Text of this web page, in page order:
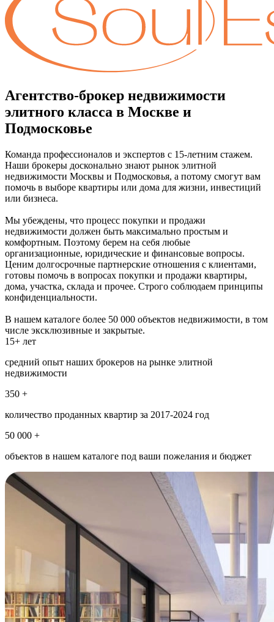
Агентство-брокер недвижимости
элитного класса в Москве и
Подмосковье
Команда профессионалов и экспертов с 15-летним стажем.
Наши брокеры досконально знают рынок элитной
недвижимости Москвы и Подмосковья, а потому смогут вам
помочь в выборе квартиры или дома для жизни, инвестиций
или бизнеса.
Мы убеждены, что процесс покупки и продажи
недвижимости должен быть максимально простым и
комфортным. Поэтому берем на себя любые
организационные, юридические и финансовые вопросы.
Ценим долгосрочные партнерские отношения с клиентами,
готовы помочь в вопросах покупки и продажи квартиры,
дома, участка, склада и прочее. Строго соблюдаем принципы
конфиденциальности.
В нашем каталоге более 50 000 объектов недвижимости, в том
числе эксклюзивные и закрытые.
15+ лет
средний опыт наших брокеров на рынке элитной
недвижимости
350 +
количество проданных квартир за 2017-2024 год
50 000 +
объектов в нашем каталоге под ваши пожелания и бюджет